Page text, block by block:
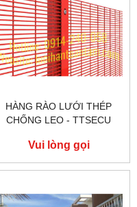
HÀNG RÀO LƯỚI THÉP
CHỐNG LEO - TTSECU
Vui lòng gọi